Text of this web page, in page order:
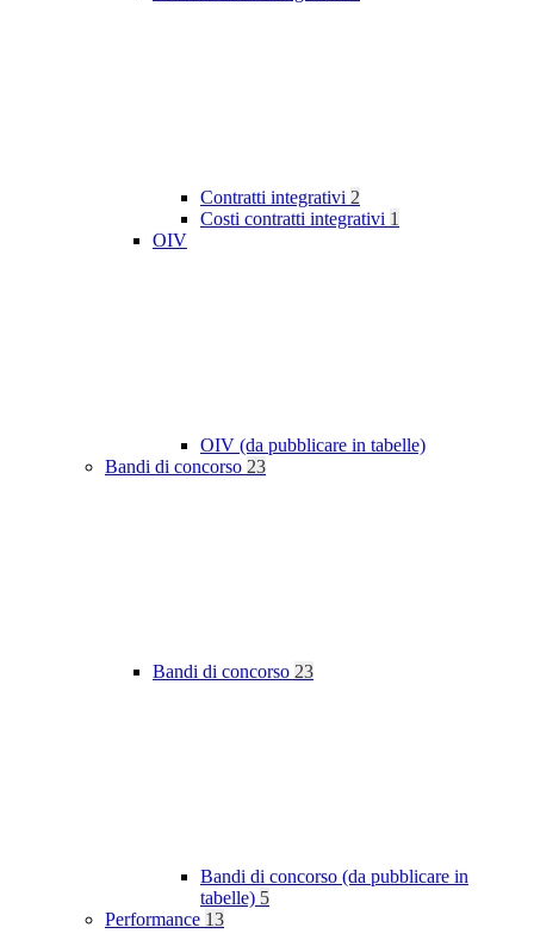
Contratti integrativi 2
Costi contratti integrativi 1
OIV
OIV (da pubblicare in tabelle)
Bandi di concorso 23
Bandi di concorso 23
Bandi di concorso (da pubblicare in
tabelle) 5
Performance 13